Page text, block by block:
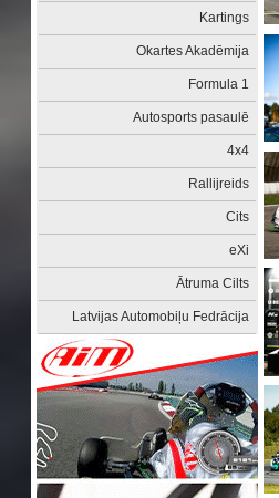
Kartings
Okartes Akadēmija
Formula 1
Autosports pasaulē
4x4
Rallijreids
Cits
eXi
Ātruma Cilts
Latvijas Automobiļu Fedrācija